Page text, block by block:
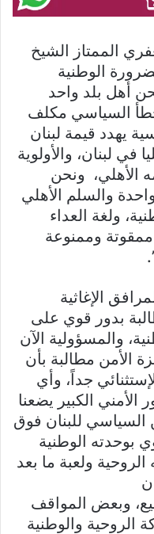
الممتاز الشيخ
الوطنية
أهل بلد واحد
السياسي مكلف
يهدد قيمة لبنان
في لبنان، والأولوية
الأهلي، ونحن
والسلم الأهلي
ولغة العداء
وممنوعة
الإغاثية
بدور قوي على
والمسؤولية الآن
الأمن مطالبة بأن
جداً، وأي
الأمني الكبير يضعنا
السياسي للبنان فوق
بوحدته الوطنية
ولعبة ما بعد
وبعض المواقف
الروحية والوطنية